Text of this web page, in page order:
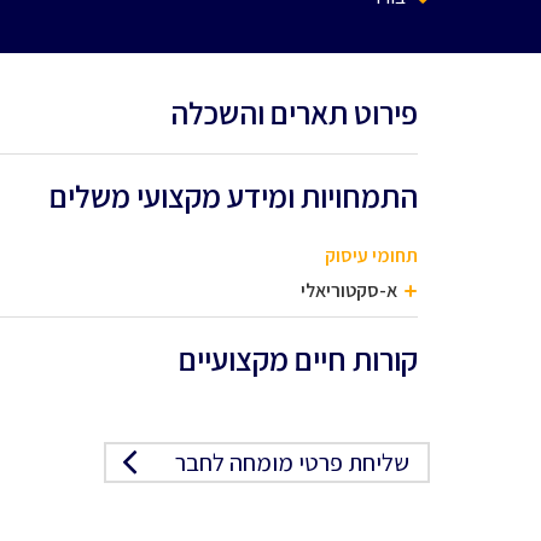
פירוט תארים והשכלה
התמחויות ומידע מקצועי משלים
תחומי עיסוק
א-סקטוריאלי
קורות חיים מקצועיים
שליחת פרטי מומחה לחבר